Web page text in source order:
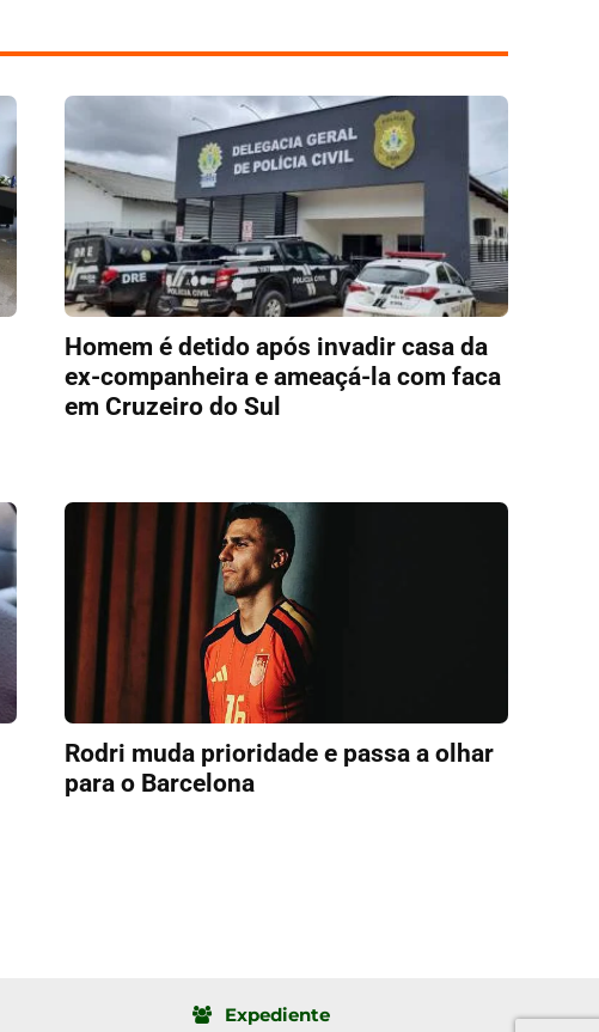
Homem é detido após invadir casa da
ex-companheira e ameaçá-la com faca
em Cruzeiro do Sul
Rodri muda prioridade e passa a olhar
para o Barcelona
Expediente